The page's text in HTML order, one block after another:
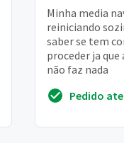
Minha media
reiniciando
saber se tem
proceder ja que
não faz nada
Pedido